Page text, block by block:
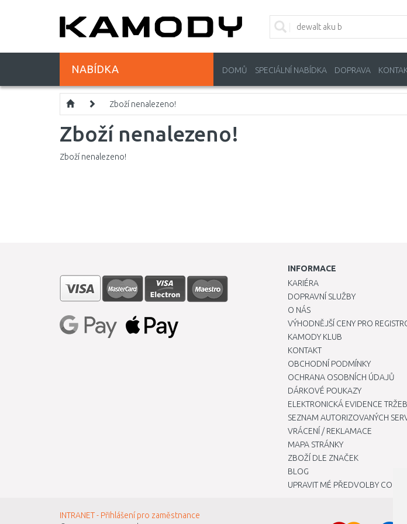
NABÍDKA DOMŮ SPECIÁLNÍ NABÍDKA DOPRAVA
Zboží nenalezeno!
Zboží nenalezeno!
Zboží nenalezeno!
INFORMACE
KARIÉRA
DOPRAVNÍ SLUŽBY
O NÁS
VÝHODNĚJŠÍ CENY PRO
KAMODY KLUB
KONTAKT
OBCHODNÍ PODMÍNKY
OCHRANA OSOBNÍCH ÚDAJŮ
DÁRKOVÉ POUKAZY
ELEKTRONICKÁ EVIDENCE TRŽEB
SEZNAM AUTORIZOVANÝCH
VRÁCENÍ / REKLAMACE
MAPA STRÁNKY
ZBOŽÍ DLE ZNAČEK
BLOG
UPRAVIT MÉ PŘEDVOLBY
INTRANET - Přihlášení pro zaměstnance